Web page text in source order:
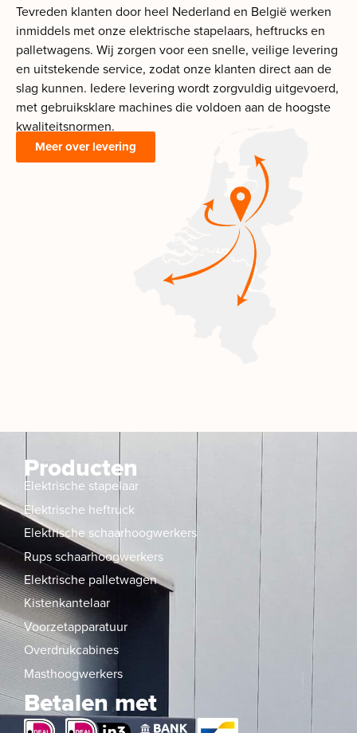
Tevreden klanten door heel Nederland en België werken
inmiddels met onze elektrische stapelaars, heftrucks en
palletwagens. Wij zorgen voor een snelle, veilige levering
en uitstekende service, zodat onze klanten direct aan de
slag kunnen. Iedere levering wordt zorgvuldig uitgevoerd,
met gebruiksklare machines die voldoen aan de hoogste
kwaliteitsnormen.
Meer over levering
Producten
Elektrische stapelaar
Elektrische heftruck
Elektrische schaarhoogwerkers
Rups schaarhoogwerkers
Elektrische palletwagen
Kistenkantelaar
Voorzetapparatuur
Overdrukcabines
Masthoogwerkers
Betalen met